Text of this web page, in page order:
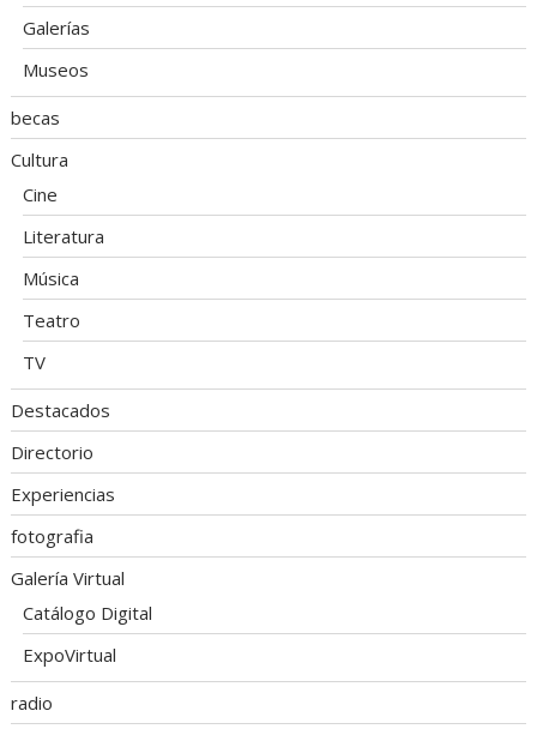
Galerías
Museos
becas
Cultura
Cine
Literatura
Música
Teatro
TV
Destacados
Directorio
Experiencias
fotografia
Galería Virtual
Catálogo Digital
ExpoVirtual
radio